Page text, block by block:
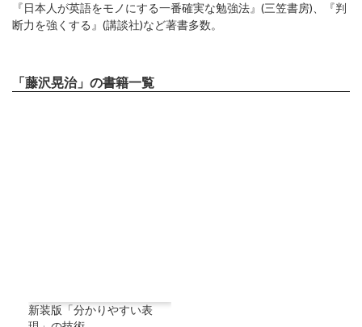
『日本人が英語をモノにする一番確実な勉強法』(三笠書房)、『判
断力を強くする』(講談社)など著書多数。
「藤沢晃治」の書籍一覧
新装版「分かりやすい表